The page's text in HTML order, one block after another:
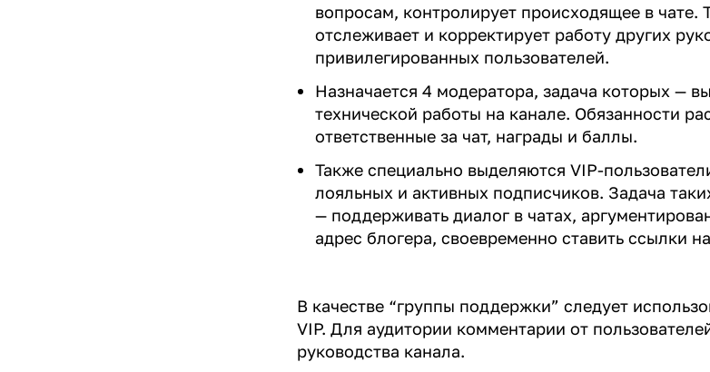
вопросам, контролирует происходящее в чате.
отслеживает и корректирует работу других
привилегированных пользователей.
Назначается 4 модератора, задача которых —
технической работы на канале. Обязанности
ответственные за чат, награды и баллы.
Также специально выделяются VIP-
лояльных и активных подписчиков. Задача
— поддерживать диалог в чатах,
адрес блогера, своевременно ставить ссылки
В качестве “группы поддержки” следует
VIP. Для аудитории комментарии от
руководства канала.